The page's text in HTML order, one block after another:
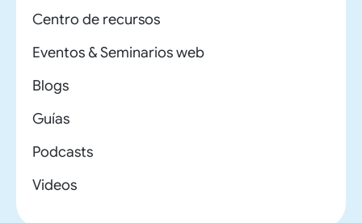
Centro de recursos
Eventos & Seminarios web
Blogs
Guías
Podcasts
Videos